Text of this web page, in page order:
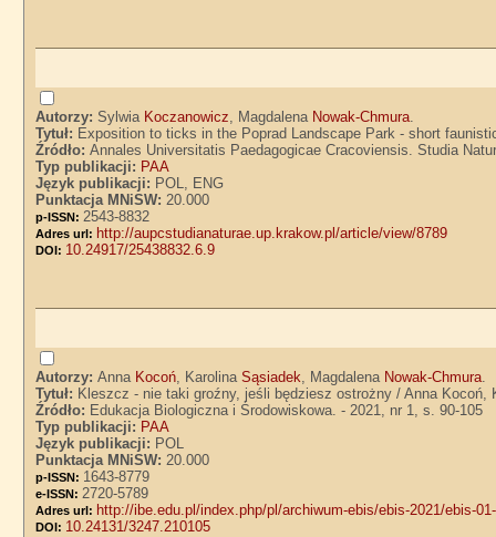
Autorzy:Sylwia Koczanowicz, Magdalena Nowak-Chmura.
Tytuł: Exposition to ticks in the Poprad Landscape Park - short
Źródło:Annales Universitatis Paedagogicae Cracoviensis. Studia
Typ publikacji: PAA
Język publikacji: POL, ENG
Punktacja MNiSW:20.000
p-ISSN: 2543-8832
Adres url: http://aupcstudianaturae.up.krakow.pl/article/view/8789
DOI: 10.24917/25438832.6.9
Autorzy:Anna Kocoń, KarolinaSąsiadek, Magdalena Nowak-Chmura.
Tytuł: Kleszcz - nie taki groźny, jeśli będziesz ostrożny / Anna Kocoń,
Źródło: Edukacja Biologiczna i Środowiskowa. - 2021, nr 1, s. 90-105
Typ publikacji: PAA
Język publikacji: POL
Punktacja MNiSW:20.000
p-ISSN: 1643-8779
e-ISSN: 2720-5789
Adres url: http://ibe.edu.pl/index.php/pl/archiwum-ebis/ebis-2021/ebis-
DOI: 10.24131/3247.210105